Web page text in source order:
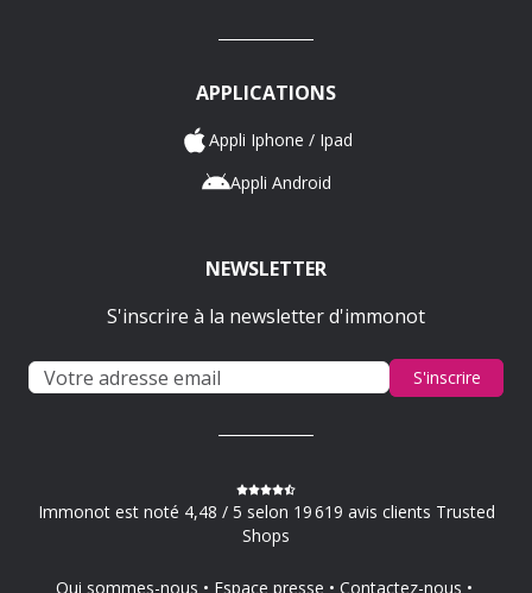
APPLICATIONS
Appli Iphone / Ipad
Appli Android
NEWSLETTER
S'inscrire à la newsletter d'immonot
S'inscrire
Immonot est noté 4,48 / 5 selon 19 619 avis clients Trusted
Shops
Qui sommes-nous Espace presse Contactez-nous